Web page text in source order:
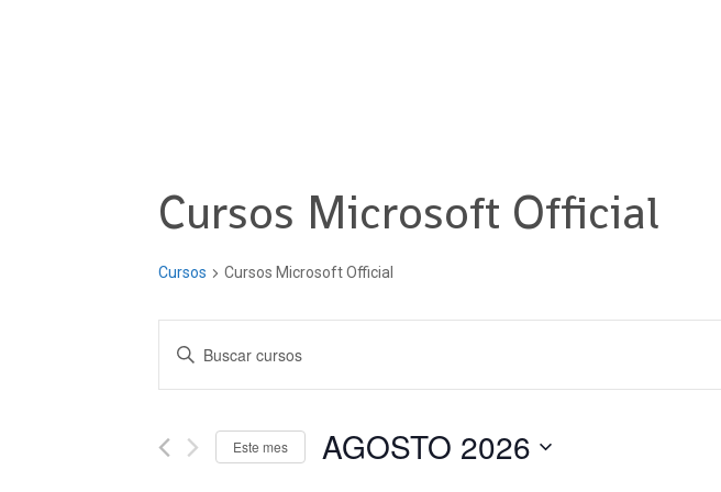
Cursos Microsoft Official
Cursos Cursos Microsoft Official
Navegación
de
búsqueda
Introduce
Busca
Este mes AGOSTO 2026